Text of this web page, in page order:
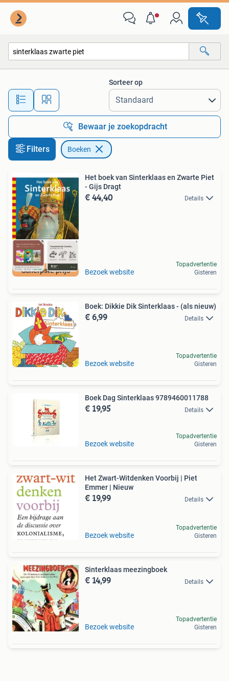
Alle afstanden…
Sorteer op
Bewaar je zoekopdracht
Filters Boeken
Scherpste prijs
Het boek van Sinterklaas en Zwarte Piet
- Gijs Dragt
€ 44,40 Details
Bezoek website
Topadvertentie
Gisteren
Boek: Dikkie Dik Sinterklaas - (als nieuw)
€ 6,99 Details
Bezoek website
Topadvertentie
Gisteren
Boek Dag Sinterklaas 9789460011788
€ 19,95 Details
Bezoek website
Topadvertentie
Gisteren
Het Zwart-Witdenken Voorbij | Piet
Emmer | Nieuw
€ 19,99 Details
Bezoek website
Topadvertentie
Gisteren
Sinterklaas meezingboek
€ 14,99 Details
Bezoek website
Topadvertentie
Gisteren